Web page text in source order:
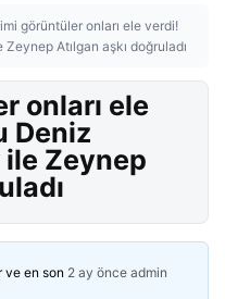
görüntüler onları ele verdi!
Atılgan aşkı doğruladı
onları ele
Deniz
ile Zeynep
ve en son 2 ay önce admin